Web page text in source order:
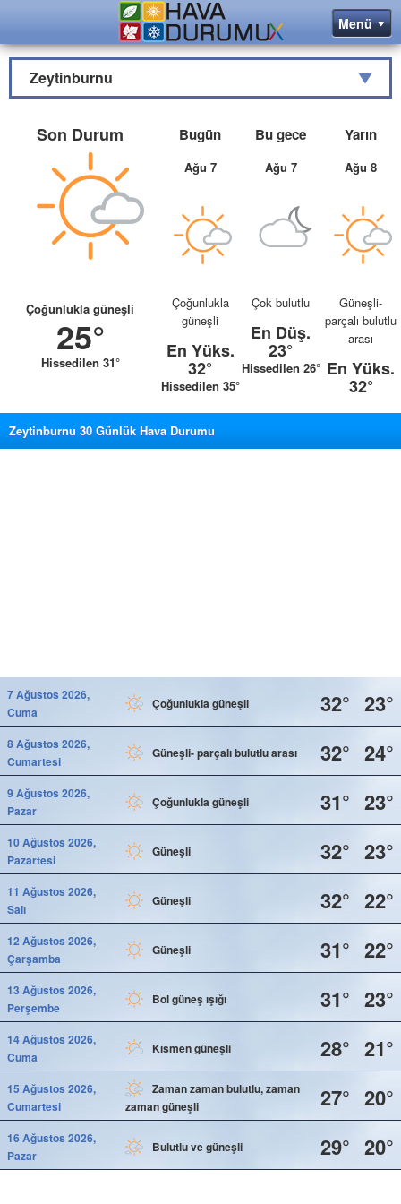
Zeytinburnu
Son Durum
Çoğunlukla güneşli
25°
Hissedilen 31°
Bugün
Ağu 7
Çoğunlukla
güneşli
En Yüks.
32°
Hissedilen 35°
Bu gece
Ağu 7
Çok bulutlu
En Düş.
23°
Hissedilen 26°
Yarın
Ağu 8
Güneşli-
parçalı bulutlu
arası
En Yüks.
32°
Zeytinburnu 30 Günlük Hava Durumu
7 Ağustos 2026,
Cuma
Çoğunlukla güneşli 32° 23°
8 Ağustos 2026,
Cumartesi
Güneşli- parçalı bulutlu arası 32° 24°
9 Ağustos 2026,
Pazar
Çoğunlukla güneşli 31° 23°
10 Ağustos 2026,
Pazartesi
Güneşli 32° 23°
11 Ağustos 2026,
Salı
Güneşli 32° 22°
12 Ağustos 2026,
Çarşamba
Güneşli 31° 22°
13 Ağustos 2026,
Perşembe
Bol güneş ışığı 31° 23°
14 Ağustos 2026,
Cuma
Kısmen güneşli 28° 21°
15 Ağustos 2026,
Cumartesi
Zaman zaman bulutlu, zaman
zaman güneşli
27° 20°
16 Ağustos 2026,
Pazar
Bulutlu ve güneşli 29° 20°